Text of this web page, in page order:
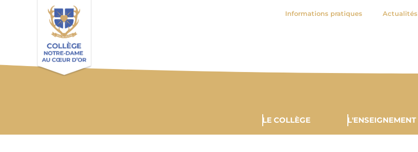
Informations pratiques Actualités
LE COLLÈGE L'ENSEIGNEMENT